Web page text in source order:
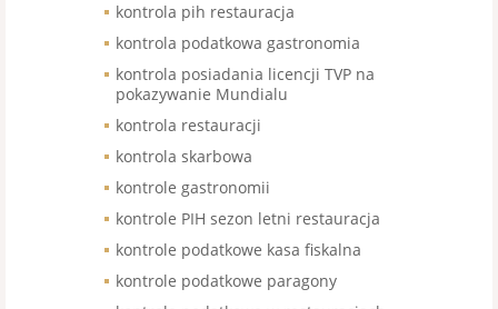
kontrola pih restauracja
kontrola podatkowa gastronomia
kontrola posiadania licencji TVP na
pokazywanie Mundialu
kontrola restauracji
kontrola skarbowa
kontrole gastronomii
kontrole PIH sezon letni restauracja
kontrole podatkowe kasa fiskalna
kontrole podatkowe paragony